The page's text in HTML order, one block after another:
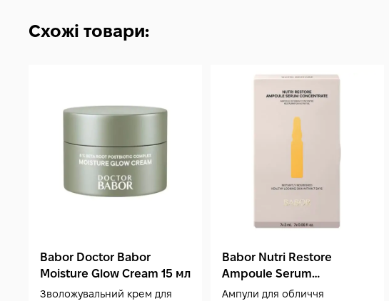
Схожі товари:
Babor Doctor Babor
Moisture Glow Cream 15 мл
Зволожувальний крем для
Babor Nutri Restore
Ampoule Serum
Concentrates 7x2 мл
Ампули для обличчя